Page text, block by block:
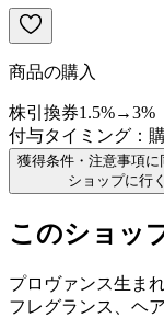
商品の購入
株引換券1.5%→3%
付与タイミング：
獲得条件・注意事項に
ショップに行く
このショッ
プロヴァンス生ま
フレグランス、ヘ